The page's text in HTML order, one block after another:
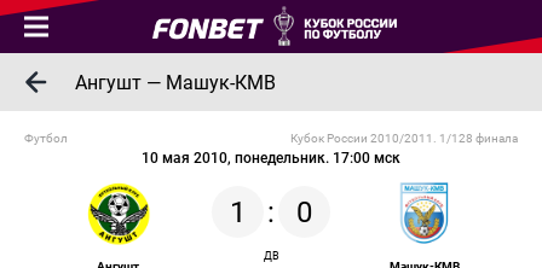
Ангушт — Машук-КМВ
Футбол
10 мая 2010, понедельник. 17:00 мск
Кубок России 2010/2011. 1/128 финала
1 : 0
ДВ